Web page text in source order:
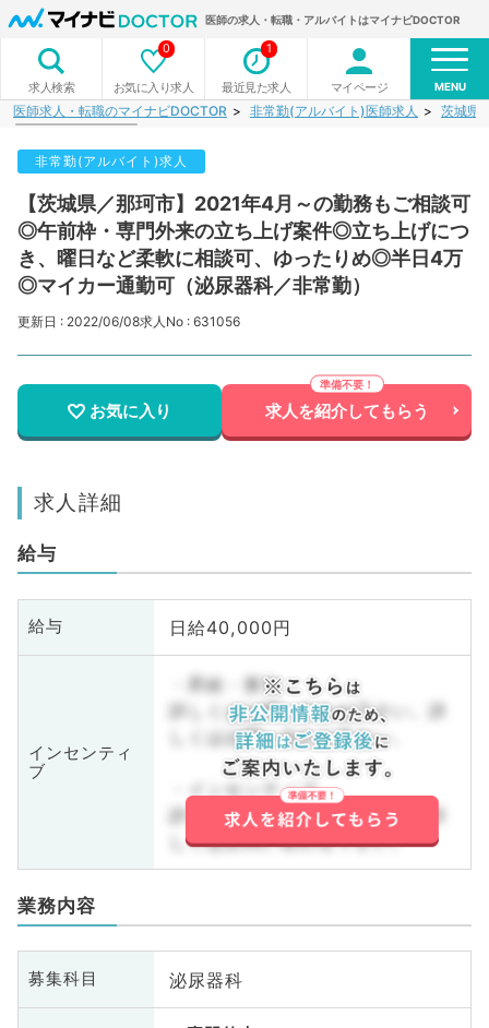
医師の求人・転職・アルバイトはマイナビDOCTOR
求人検索 お気に入り求人
0
最近見た求人
1
マイページ MENU
医師求人・転職のマイナビDOCTOR 非常勤(アルバイト)医師求人 茨城県
非常勤(アルバイト)求人
【茨城県／那珂市】2021年4月～の勤務もご相談可
◎午前枠・専門外来の立ち上げ案件◎立ち上げにつ
き、曜日など柔軟に相談可、ゆったりめ◎半日4万
◎マイカー通勤可（泌尿器科／非常勤）
更新日 : 2022/06/08求人No : 631056
お気に入り 求人を紹介してもらう
求人詳細
給与
給与 日給40,000円
インセンティ
ブ
・昇給・賞与
詳しくはお問い合わせ下さい。詳
しくはお問い合わせ下さい。
・インセンティブ
詳しくはお問い合わせ下さい。詳
しくはお問い合わせ下さい。
業務内容
募集科目 泌尿器科